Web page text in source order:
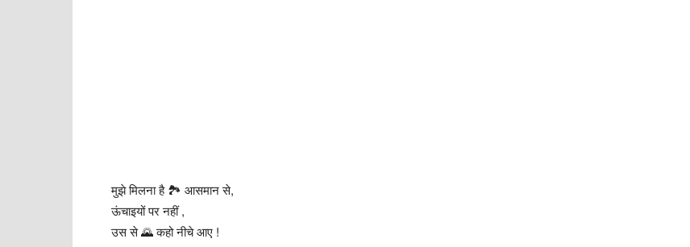
मुझे मिलना है 🏞 आसमान से,
ऊंचाइयों पर नहीं ,
उस से 🌄 कहो नीचे आए !